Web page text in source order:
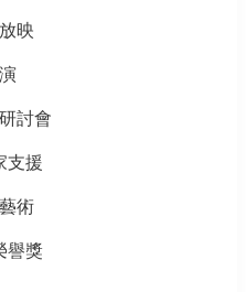
映
討會
支援
術
譽獎